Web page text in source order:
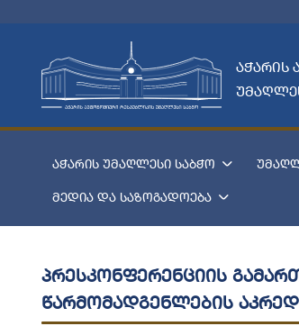
აჭარის
აჭარის უმაღლესი საბჭო
მედია და საზოგადოება
პრესკონფერენციის
წარმომადგენლების